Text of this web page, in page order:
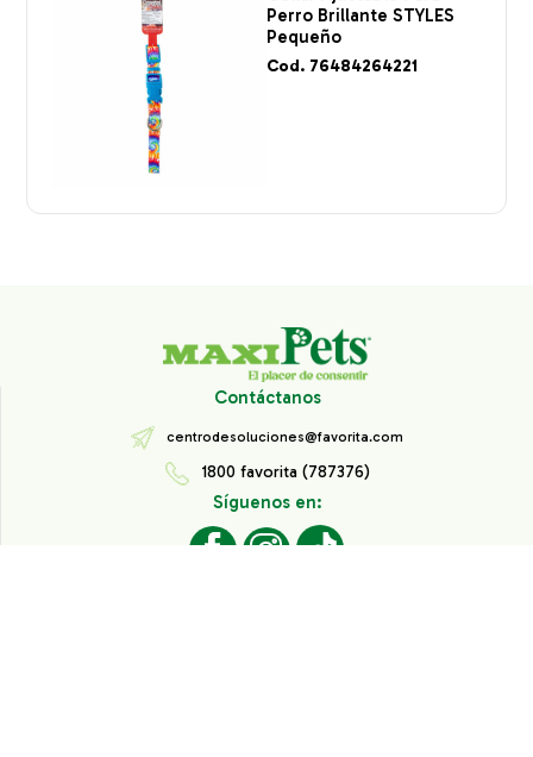
Perro Brillante STYLES
Pequeño
Cod. 76484264221
Contáctanos
centrodesoluciones@favorita.com
1800 favorita (787376)
Síguenos en: